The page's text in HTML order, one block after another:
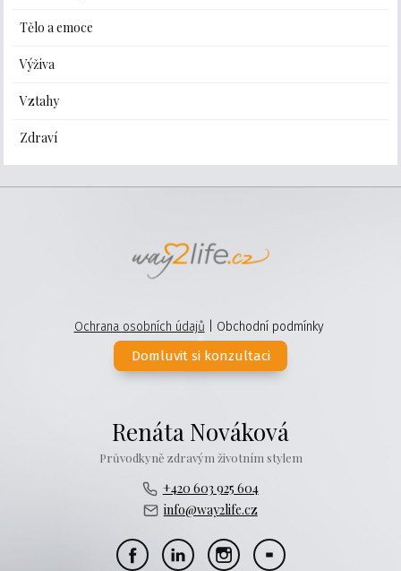
Tělo a emoce
Výživa
Vztahy
Zdraví
Ochrana osobních údajů | Obchodní podmínky
Domluvit si konzultaci
Renáta Nováková
Průvodkyně zdravým životním stylem
+420 603 925 604
info@way2life.cz